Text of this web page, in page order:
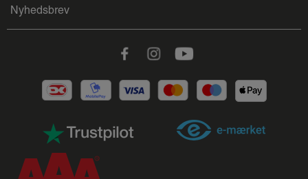
Nyhedsbrev
FacebookInstagramYoutube